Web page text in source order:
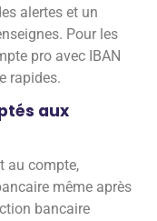
alertes et un
Pour les
pro avec IBAN
rapides.
aux
au compte,
même après
bancaire